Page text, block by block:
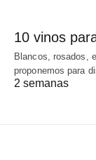
10 vinos
Blancos, rosados,
proponemos para
2 semanas